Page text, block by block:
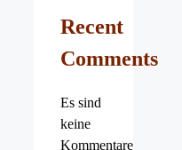
Recent
Comments
Es sind
keine
Kommentare